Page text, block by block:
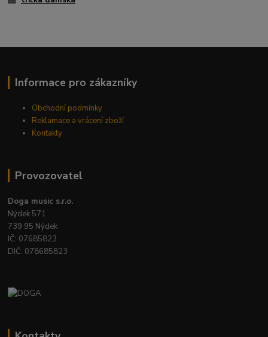
Informace pro zákazníky
Obchodní podmínky
Reklamace a vrácení zboží
Kontakty
Provozovatel
Doga music s.r.o.
Nýdek 571
739 95 Nýdek
IČ: 07685823
DIČ: 078685823